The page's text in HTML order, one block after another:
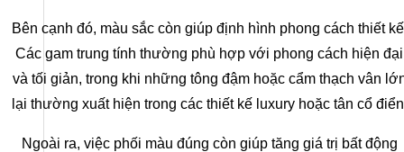
Bên cạnh đó, màu sắc còn giúp định hình phong cách thiết
Các gam trung tính thường phù hợp với phong cách hiện đại
và tối giản, trong khi những tông đậm hoặc cẩm thạch vân
lại thường xuất hiện trong các thiết kế luxury hoặc tân cổ
Ngoài ra, việc phối màu đúng còn giúp tăng giá trị bất động